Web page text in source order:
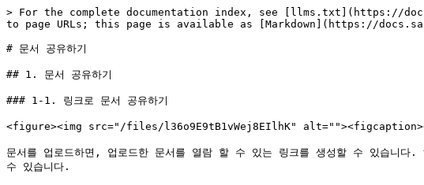
> For the complete documentation index, see [llms.txt](https://
to page URLs; this page is available as [Markdown](https://
# 문서 공유하기
## 1. 문서 공유하기
### 1-1. 링크로 문서 공유하기
<figure><img src="/files/l36o9E9tB1vWej8EIlhK"
문서를 업로드하면, 업로드한 문서를 열람 할 수 있는 링크를 생성할 수 있습니다
수 있습니다.